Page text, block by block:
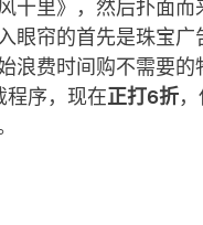
十里》，然后扑面
眼帘的首先是珠宝
浪费时间购不需要
程序，现在正打6折